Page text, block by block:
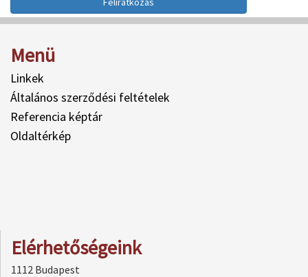
Menü
Linkek
Általános szerződési feltételek
Referencia képtár
Oldaltérkép
Elérhetőségeink
1112 Budapest